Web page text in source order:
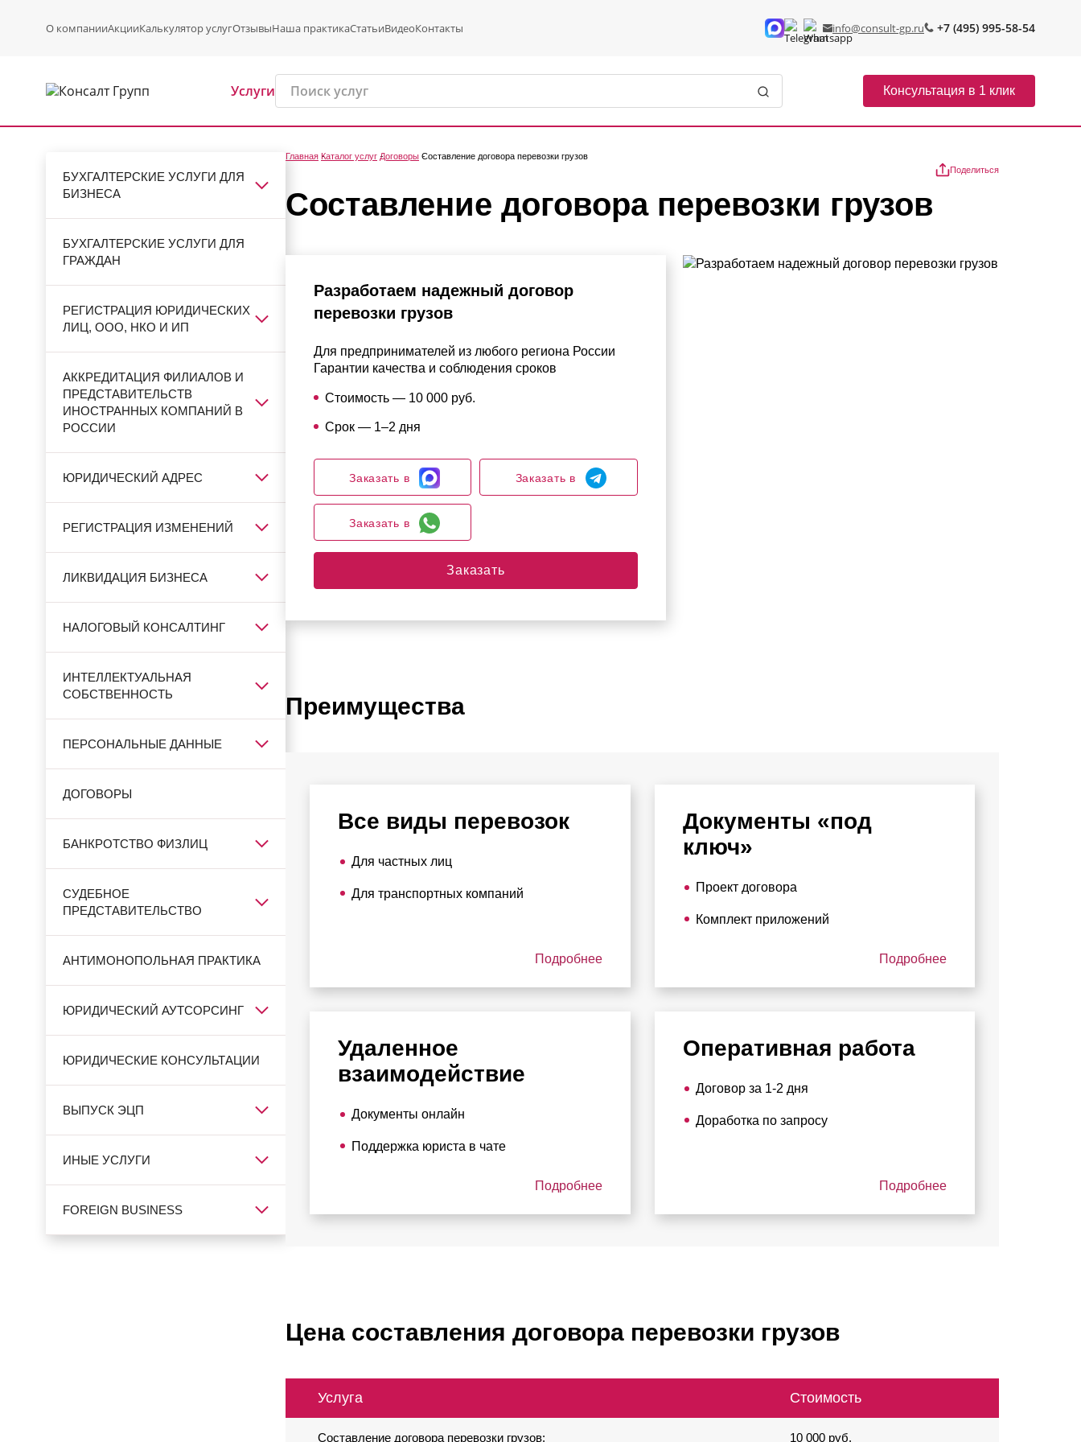
О компанииАкцииКалькулятор услугОтзывыНаша практикаСтатьиВидеоКонтакты info@consult-gp.ru +7 (495) 995-58-54
Услуги Консультация в 1 клик
БУХГАЛТЕРСКИЕ УСЛУГИ ДЛЯ
БИЗНЕСА
БУХГАЛТЕРСКИЕ УСЛУГИ ДЛЯ
ГРАЖДАН
РЕГИСТРАЦИЯ ЮРИДИЧЕСКИХ
ЛИЦ, ООО, НКО И ИП
АККРЕДИТАЦИЯ ФИЛИАЛОВ И
ПРЕДСТАВИТЕЛЬСТВ
ИНОСТРАННЫХ КОМПАНИЙ В
РОССИИ
ЮРИДИЧЕСКИЙ АДРЕС
РЕГИСТРАЦИЯ ИЗМЕНЕНИЙ
ЛИКВИДАЦИЯ БИЗНЕСА
НАЛОГОВЫЙ КОНСАЛТИНГ
ИНТЕЛЛЕКТУАЛЬНАЯ
СОБСТВЕННОСТЬ
ПЕРСОНАЛЬНЫЕ ДАННЫЕ
ДОГОВОРЫ
БАНКРОТСТВО ФИЗЛИЦ
СУДЕБНОЕ
ПРЕДСТАВИТЕЛЬСТВО
АНТИМОНОПОЛЬНАЯ ПРАКТИКА
ЮРИДИЧЕСКИЙ АУТСОРСИНГ
ЮРИДИЧЕСКИЕ КОНСУЛЬТАЦИИ
ВЫПУСК ЭЦП
ИНЫЕ УСЛУГИ
FOREIGN BUSINESS
Главная Каталог услуг Договоры Составление договора перевозки грузов
Поделиться
Составление договора перевозки грузов
Разработаем надежный договор
перевозки грузов
Для предпринимателей из любого региона России
Гарантии качества и соблюдения сроков
Стоимость — 10 000 руб.
Срок — 1–2 дня
Заказать в Заказать в
Заказать в
Заказать
Преимущества
Все виды перевозок
Для частных лиц
Для транспортных компаний
Подробнее
Документы «под
ключ»
Проект договора
Комплект приложений
Подробнее
Удаленное
взаимодействие
Документы онлайн
Поддержка юриста в чате
Подробнее
Оперативная работа
Договор за 1-2 дня
Доработка по запросу
Подробнее
Цена составления договора перевозки грузов
Услуга Стоимость
Составление договора перевозки грузов: 10 000 руб.